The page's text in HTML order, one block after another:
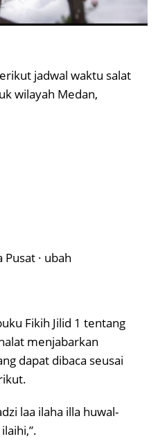
jadwal waktu salat
wilayah Medan,
· ubah
Fikih Jilid 1 tentang
menjabarkan
dapat dibaca seusai
laa ilaha illa huwal-